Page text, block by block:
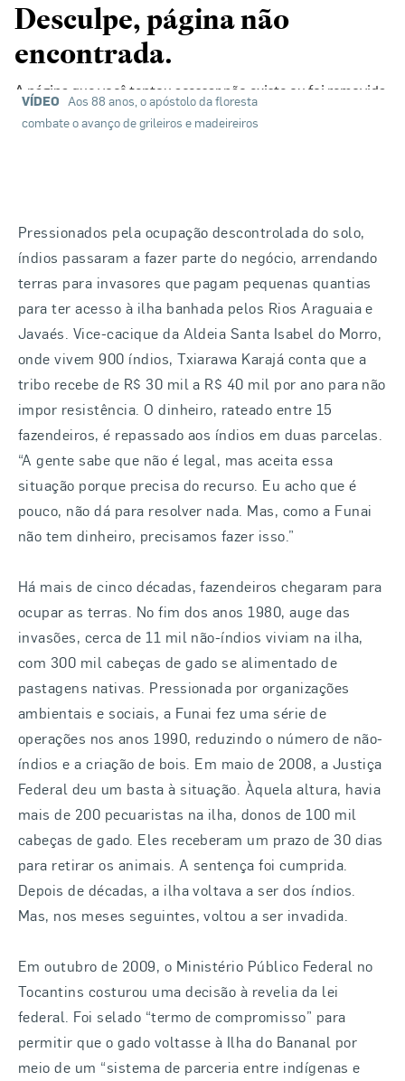
VÍDEO
Aos 88 anos, o apóstolo da floresta
combate o avanço de grileiros e madeireiros
Pressionados pela ocupação descontrolada do solo,
índios passaram a fazer parte do negócio, arrendando
terras para invasores que pagam pequenas quantias
para ter acesso à ilha banhada pelos Rios Araguaia e
Javaés. Vice-cacique da Aldeia Santa Isabel do Morro,
onde vivem 900 índios, Txiarawa Karajá conta que a
tribo recebe de R$ 30 mil a R$ 40 mil por ano para não
impor resistência. O dinheiro, rateado entre 15
fazendeiros, é repassado aos índios em duas parcelas.
“A gente sabe que não é legal, mas aceita essa
situação porque precisa do recurso. Eu acho que é
pouco, não dá para resolver nada. Mas, como a Funai
não tem dinheiro, precisamos fazer isso.”
Há mais de cinco décadas, fazendeiros chegaram para
ocupar as terras. No fim dos anos 1980, auge das
invasões, cerca de 11 mil não-índios viviam na ilha,
com 300 mil cabeças de gado se alimentado de
pastagens nativas. Pressionada por organizações
ambientais e sociais, a Funai fez uma série de
operações nos anos 1990, reduzindo o número de não-
índios e a criação de bois. Em maio de 2008, a Justiça
Federal deu um basta à situação. Àquela altura, havia
mais de 200 pecuaristas na ilha, donos de 100 mil
cabeças de gado. Eles receberam um prazo de 30 dias
para retirar os animais. A sentença foi cumprida.
Depois de décadas, a ilha voltava a ser dos índios.
Mas, nos meses seguintes, voltou a ser invadida.
Em outubro de 2009, o Ministério Público Federal no
Tocantins costurou uma decisão à revelia da lei
federal. Foi selado “termo de compromisso” para
permitir que o gado voltasse à Ilha do Bananal por
meio de um “sistema de parceria entre indígenas e